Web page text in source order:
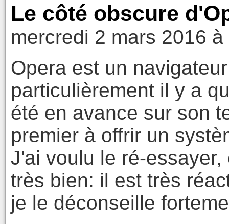
Le côté obscure
mercredi 2 mars 2016 à
Opera est un
particulièrement il y a
été en avance sur son
premier à offrir un
J'ai voulu le ré-
très bien: il est très
je le déconseille